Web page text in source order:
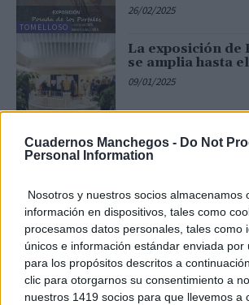
Cuadernos Manchegos - Do Not
Personal Information
Nosotros y nuestros socios almacenamos
información en dispositivos, tales como
procesamos datos personales, tales como
únicos e información estándar enviada por
para los propósitos descritos a
clic para otorgarnos su consentimiento a
nuestros 1419 socios para que llevemos a
TOMELLOSO
26/02/2025
La exposición de
se amplia hasta
09/01/2025
Últimas noticias
España afronta un sábado de
calor intenso y tormentas
fuertes: AEMET prevé hasta 40
ºC y granizo
08/08/2026